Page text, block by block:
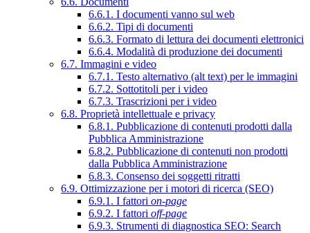
6.6.1. I documenti vanno sul web
6.6.2. Tipi di documenti
6.6.3. Formato di lettura dei documenti elettronici
6.6.4. Modalità di produzione dei documenti
6.7. Immagini e video
6.7.1. Testo alternativo (alt text) per le immagini
6.7.2. Sottotitoli per i video
6.7.3. Trascrizioni per i video
6.8. Proprietà intellettuale e privacy
6.8.1. Pubblicazione di contenuti prodotti dalla
Pubblica Amministrazione
6.8.2. Pubblicazione di contenuti non prodotti
dalla Pubblica Amministrazione
6.8.3. Consenso dei soggetti ritratti
6.9. Ottimizzazione per i motori di ricerca (SEO)
6.9.1. I fattori on-page
6.9.2. I fattori off-page
6.9.3. Strumenti di diagnostica SEO: Search